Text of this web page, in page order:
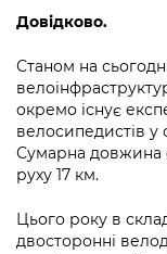
Kyiv
Річні звіти
Гендерна
Безбар'єрність
Пам'ятки
Портал
Безбар'єрність
Портал послуг
Міський
«Ініціатива
Уряд» –
Важливе під
Інформація
Про відкриті
Портал даних
Публічні
Довідково.
Станом на
окремо існує
велосипедистів у
Сумарна довжина
руху 17 км.
Цього року в
двосторонні